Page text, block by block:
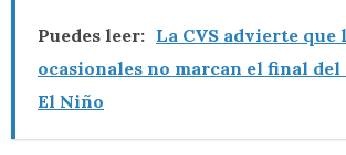
Puedes leer: La CVS advierte que
ocasionales no marcan el final del
El Niño